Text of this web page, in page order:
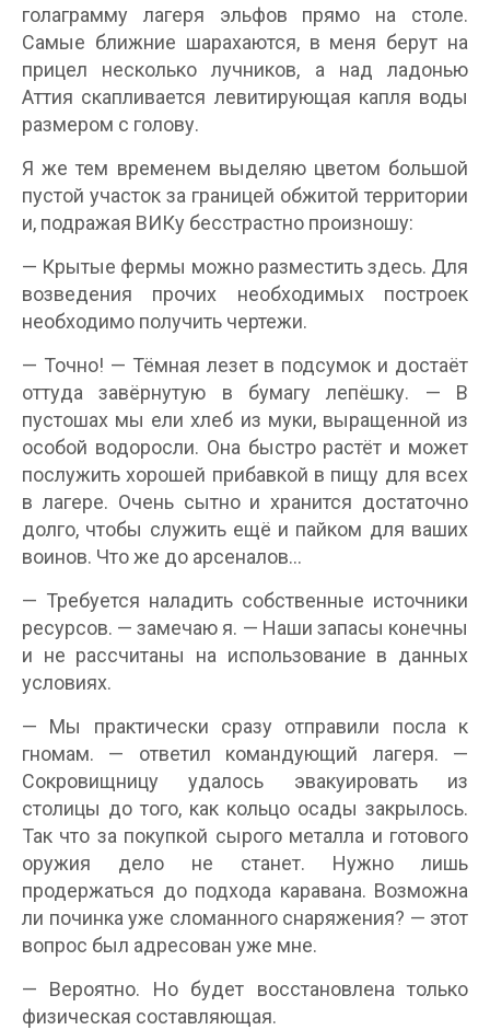
голаграмму лагеря эльфов прямо на столе.
Самые ближние шарахаются, в меня берут на
прицел несколько лучников, а над ладонью
Аттия скапливается левитирующая капля воды
размером с голову.
Я же тем временем выделяю цветом большой
пустой участок за границей обжитой территории
и, подражая ВИКу бесстрастно произношу:
— Крытые фермы можно разместить здесь. Для
возведения прочих необходимых построек
необходимо получить чертежи.
— Точно! — Тёмная лезет в подсумок и достаёт
оттуда завёрнутую в бумагу лепёшку. — В
пустошах мы ели хлеб из муки, выращенной из
особой водоросли. Она быстро растёт и может
послужить хорошей прибавкой в пищу для всех
в лагере. Очень сытно и хранится достаточно
долго, чтобы служить ещё и пайком для ваших
воинов. Что же до арсеналов…
— Требуется наладить собственные источники
ресурсов. — замечаю я. — Наши запасы конечны
и не рассчитаны на использование в данных
условиях.
— Мы практически сразу отправили посла к
гномам. — ответил командующий лагеря. —
Сокровищницу удалось эвакуировать из
столицы до того, как кольцо осады закрылось.
Так что за покупкой сырого металла и готового
оружия дело не станет. Нужно лишь
продержаться до подхода каравана. Возможна
ли починка уже сломанного снаряжения? — этот
вопрос был адресован уже мне.
— Вероятно. Но будет восстановлена только
физическая составляющая.